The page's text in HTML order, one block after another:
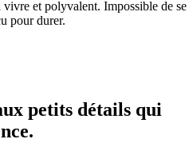
et polyvalent. Impossible de se
pour durer.
petits détails qui